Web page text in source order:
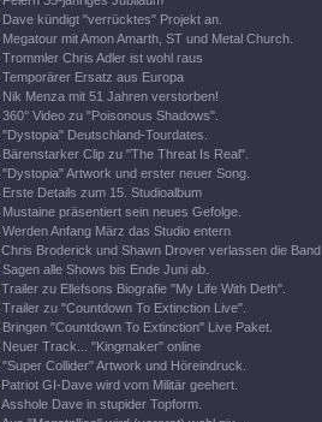
Dave kündigt "verrücktes" Projekt an.
Megatour mit Amon Amarth, ST und Metal Church.
Trommler Chris Adler ist wohl raus
Temporärer Ersatz aus Europa
Nik Menza mit 51 Jahren verstorben!
360° Video zu "Poisonous Shadows".
"Dystopia" Deutschland-Tourdates.
Bärenstarker Clip zu "The Threat Is Real".
"Dystopia" Artwork und erster neuer Song.
Erste Details zum 15. Studioalbum
Mustaine präsentiert sein neues Gefolge.
Werden Anfang März das Studio entern
Chris Broderick und Shawn Drover verlassen die Band
Sagen alle Shows bis Ende Juni ab.
Trailer zu Ellefsons Biografie "My Life With Deth".
Trailer zu "Countdown To Extinction Live".
Bringen "Countdown To Extinction" Live Paket.
Neuer Track... "Kingmaker" online
"Super Collider" Artwork und Höreindruck.
Patriot GI-Dave wird vom Militär geehert.
Asshole Dave in stupider Topform.